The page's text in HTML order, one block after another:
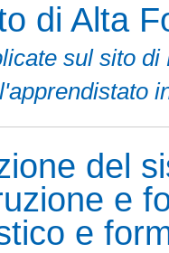
di Alta
sul sito
del
e
e